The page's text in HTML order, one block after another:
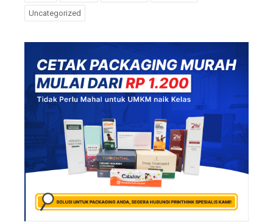
Uncategorized